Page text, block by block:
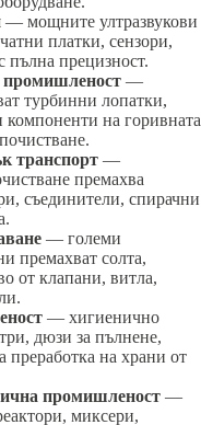
— мощните ултразвукови
платки, сензори,
пълна прецизност.
промишленост —
турбинни лопатки,
на горивната
транспорт —
премахва
съединители, спирачни
— големи
премахват солта,
от клапани, витла,
— хигиенично
дюзи за пълнене,
преработка на храни от
промишленост —
миксери,